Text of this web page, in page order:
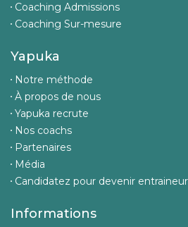
Coaching Admissions
Coaching Sur-mesure
Yapuka
Notre méthode
À propos de nous
Yapuka recrute
Nos coachs
Partenaires
Média
Candidatez pour devenir entraineur
Informations